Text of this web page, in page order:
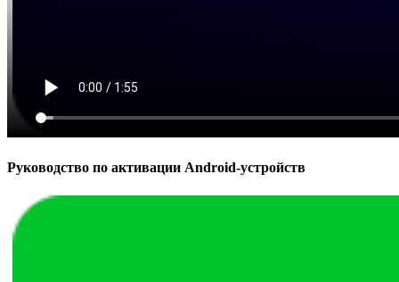
Руководство по активации Android-устройств